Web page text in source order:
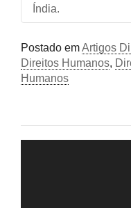
Índia.
Postado emArtigos
Direitos Humanos,
Humanos